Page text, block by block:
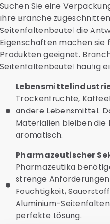
Suchen Sie eine
Ihre Branche
Seitenfaltenbeutel die
Eigenschaften machen
Produkten geeignet.
Seitenfaltenbeutel häufig
Trockenfrüchte,
andere Lebensmittel.
Materialien bleiben die
aromatisch.
Pharmazeutischer
Pharmazeutika
strenge
Feuchtigkeit,
Aluminium-
perfekte Lösung.